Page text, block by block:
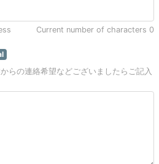
Current number of characters 0
らの連絡希望などございましたらご記入